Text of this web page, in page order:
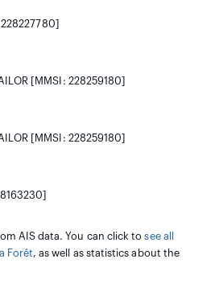
[MMSI: 228259180]
[MMSI: 228259180]
AIS data. You can click tosee all
Forêt, as well as statistics about the